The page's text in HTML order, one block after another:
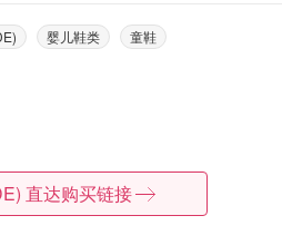
婴儿鞋类 童鞋
直达购买链接